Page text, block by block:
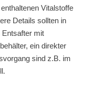
Vitalstoffe
Details sollten in
Entsafter mit
ein direkter
sind z.B. im